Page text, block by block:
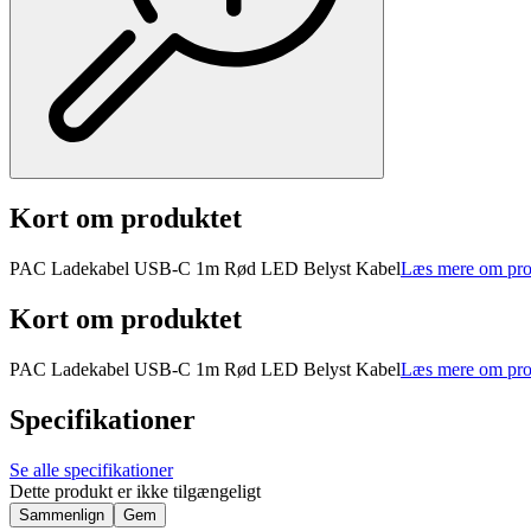
Kort om produktet
PAC Ladekabel USB-C 1m Rød LED Belyst KabelLæs mere om
Kort om produktet
PAC Ladekabel USB-C 1m Rød LED Belyst KabelLæs mere om
Specifikationer
Se alle specifikationer
Dette produkt er ikke tilgængeligt
Sammenlign Gem